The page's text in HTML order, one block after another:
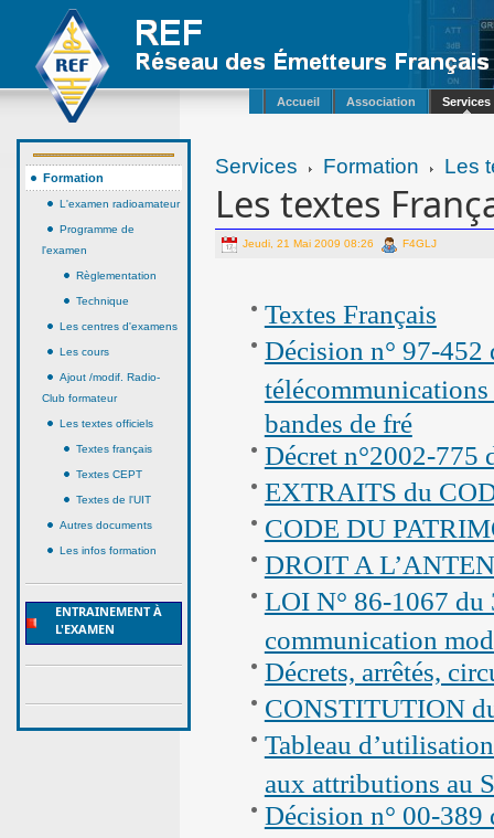
Accueil Association Services
Services Formation Les
Les textes
Jeudi, 21 Mai 2009 08:26 F4GLJ
Textes Français
Décision n° 97-452
télécommunications
bandes de fré
Décret n°2002-775
EXTRAITS du
CODE DU
DROIT A
LOI N° 86-1067 du
communication
Décrets, arrêtés,
CONSTITUTION
Tableau
aux attributions au
Décision n° 00-389
Formation
L'examen radioamateur
Programme de
l'examen
Règlementation
Technique
Les centres d'examens
Les cours
Ajout /modif. Radio-
Club formateur
Les textes officiels
Textes français
Textes CEPT
Textes de l'UIT
Autres documents
Les infos formation
ENTRAINEMENT À
L'EXAMEN